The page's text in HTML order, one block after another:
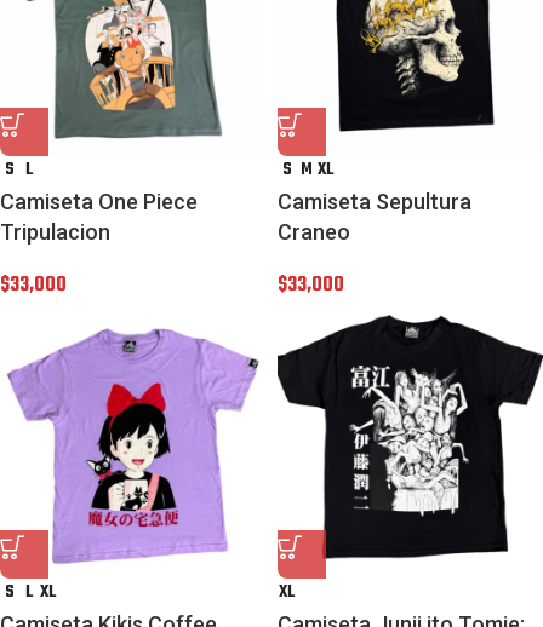
S L
Camiseta One Piece
Tripulacion
$33,000
S M XL
Camiseta Sepultura
Craneo
$33,000
S L XL XL